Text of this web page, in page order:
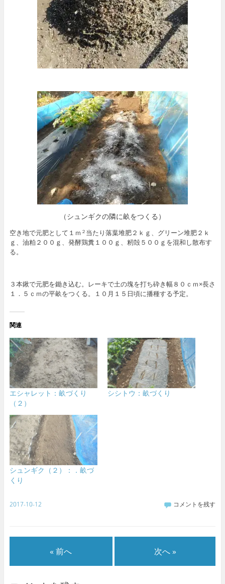
（シュンギクの隣に畝をつくる）
空き地で元肥として１ｍ ２ 当たり落葉堆肥２ｋｇ、グリーン堆肥２ｋ
ｇ、油粕２００ｇ、発酵鶏糞１００ｇ、籾殻５００ｇを混和し散布す
る。
３本鍬で元肥を鋤き込む。レーキで土の塊を打ち砕き幅８０ｃｍ×長さ
１．５ｃｍの平畝をつくる。１０月１５日頃に播種する予定。
関連
エシャレット：畝づくり
（２）
シシトウ：畝づくり
シュンギク（２）：．畝づ
くり
2017-10-12 コメントを残す
« 前へ 次へ »